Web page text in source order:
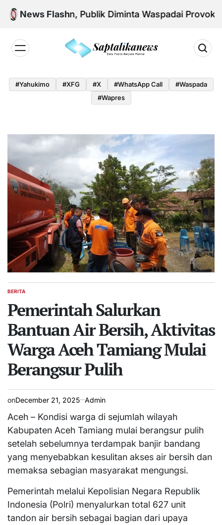
Skip
News Flash
Aman, Publik Diminta Waspadai Provokasi
#yahukimo #XFG #x #WhatsApp Call
#waspada
#Wapres
POSTED
BERITA
Pemerintah Salurkan
Bantuan Air Bersih, Aktivitas
Warga Aceh Tamiang Mulai
Berangsur Pulih
onDecember 21, 2025 Admin
Aceh – Kondisi warga di sejumlah wilayah
Kabupaten Aceh Tamiang mulai berangsur pulih
setelah sebelumnya terdampak banjir bandang
yang menyebabkan kesulitan akses air bersih dan
memaksa sebagian masyarakat mengungsi.
Pemerintah melalui Kepolisian Negara Republik
Indonesia (Polri) menyalurkan total 627 unit
tandon air bersih sebagai bagian dari upaya